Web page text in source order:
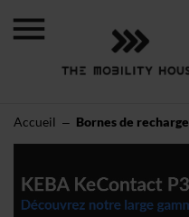
Accueil Bornes de recharge